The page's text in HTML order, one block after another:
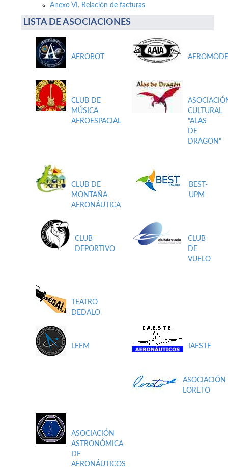
Anexo VI. Relación de facturas
LISTA DE ASOCIACIONES
AEROBOT
CLUB DE
MÚSICA
AEROESPACIAL
CULTURAL
"ALAS
DE
DRAGON"
CLUB DE
MONTAÑA
AERONÁUTICA
BEST-
UPM
CLUB
DEPORTIVO
CLUB
DE
VUELO
TEATRO
DEDALO
LEEM IAESTE
ASOCIACIÓN
LORETO
ASOCIACIÓN
ASTRONÓMICA
DE
AERONÁUTICOS